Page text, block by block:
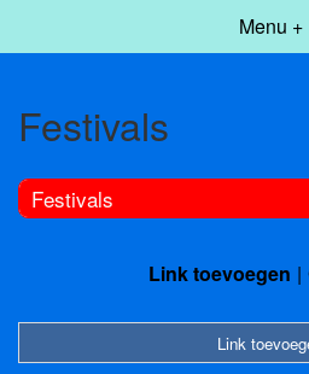
Menu +
Festivals
Festivals
Link toevoegen
Link